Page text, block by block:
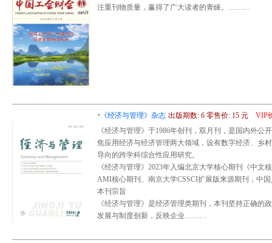
注重刊物质量，赢得了广大读者的青睐。………
· 《经济与管理》杂志 出版期数: 6 零售价: 15 元
VIP
《经济与管理》于1986年创刊，双月刊，是国内外
焦应用经济与经济管理两大领域，设有数字经济、乡
导向的跨学科综合性应用研究。
《经济与管理》2023年入编北京大学核心期刊《中
AMI核心期刊、南京大学CSSCI扩展版来源期刊，中
本刊宗旨
《经济与管理》是经济管理类期刊，本刊坚持正确
发展与制度创新，反映企业………